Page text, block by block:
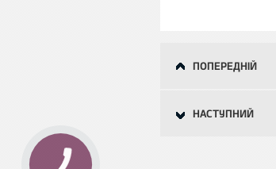
ПОПЕРЕДНІЙ
НАСТУПНИЙ